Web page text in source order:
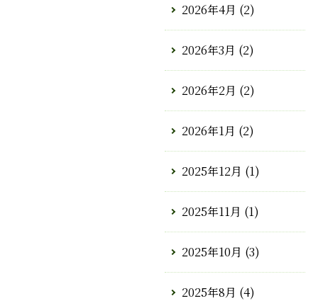
2026年4月 (2)
2026年3月 (2)
2026年2月 (2)
2026年1月 (2)
2025年12月 (1)
2025年11月 (1)
2025年10月 (3)
2025年8月 (4)